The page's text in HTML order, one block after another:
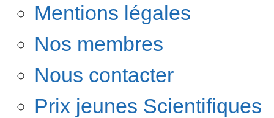
Mentions légales
Nos membres
Nous contacter
Prix jeunes Scientifiques